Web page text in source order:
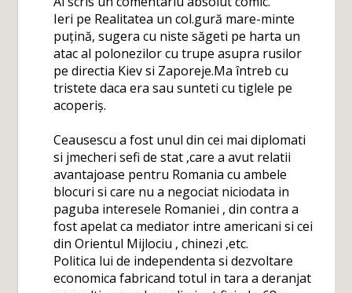
Ieri pe Realitatea un col.gură mare-minte
puțină, sugera cu niste săgeti pe harta un
atac al polonezilor cu trupe asupra rusilor
pe directia Kiev si Zaporeje.Ma întreb cu
tristete daca era sau sunteti cu tiglele pe
acoperiș.
Ceausescu a fost unul din cei mai diplomati
si jmecheri sefi de stat ,care a avut relatii
avantajoase pentru Romania cu ambele
blocuri si care nu a negociat niciodata in
paguba interesele Romaniei , din contra a
fost apelat ca mediator intre americani si cei
din Orientul Mijlociu , chinezi ,etc.
Politica lui de independenta si dezvoltare
economica fabricand totul in tara a deranjat